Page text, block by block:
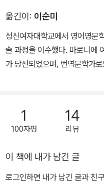
옮긴이: 이순미
성신여자대학교에서 영어영문
솔 과정을 이수했다. 마로니에
가 당선되었으며, 번역문학가
1
100자평
14
리뷰
이 책에 내가 남긴 글
로그인하면 내가 남긴 글과 친